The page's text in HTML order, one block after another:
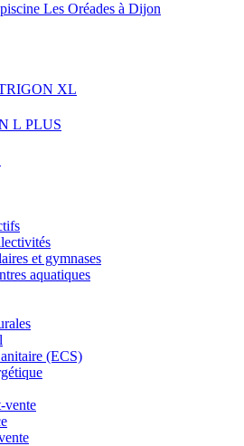
Les Oréades à Dijon
XL
L PLUS
et gymnases
aquatiques
(ECS)
vente